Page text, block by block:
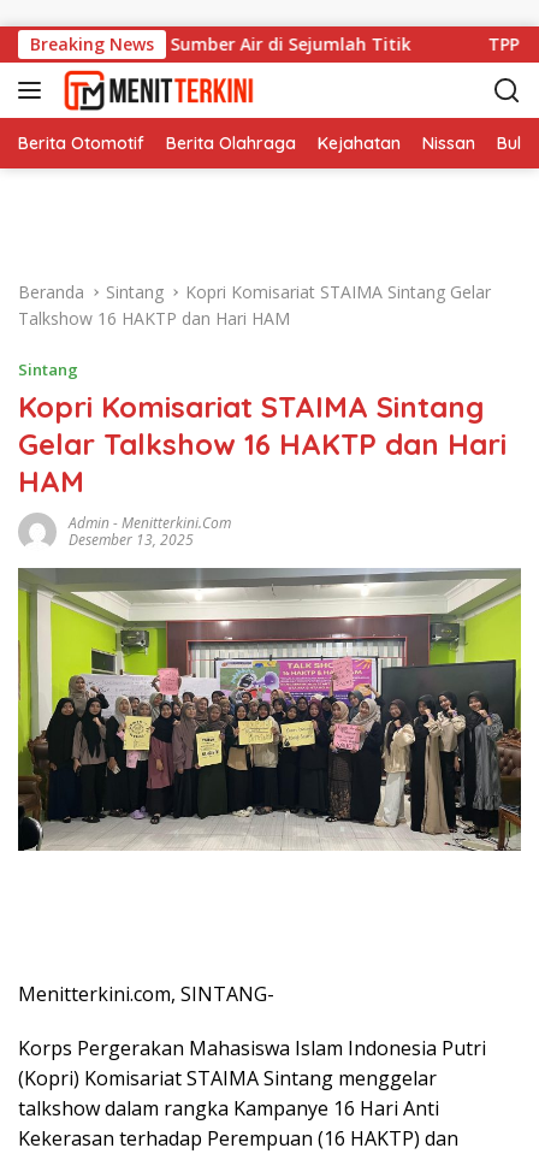
Breaking News
Kendala Sumber Air di Sejumlah Titik TPP ASN
Berita Otomotif Berita Olahraga Kejahatan Nissan
Beranda Sintang
Kopri Komisariat STAIMA Sintang Gelar
Talkshow 16 HAKTP dan Hari HAM
Sintang
Kopri Komisariat STAIMA Sintang
Gelar Talkshow 16 HAKTP dan Hari
HAM
Admin-Menitterkini.com
Desember 13, 2025
Menitterkini.com, SINTANG-
Korps Pergerakan Mahasiswa Islam Indonesia Putri
(Kopri) Komisariat STAIMA Sintang menggelar
talkshow dalam rangka Kampanye 16 Hari Anti
Kekerasan terhadap Perempuan (16 HAKTP) dan